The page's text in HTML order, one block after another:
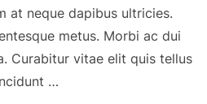
at neque dapibus ultricies.
metus. Morbi ac dui
Curabitur vitae elit quis tellus
…